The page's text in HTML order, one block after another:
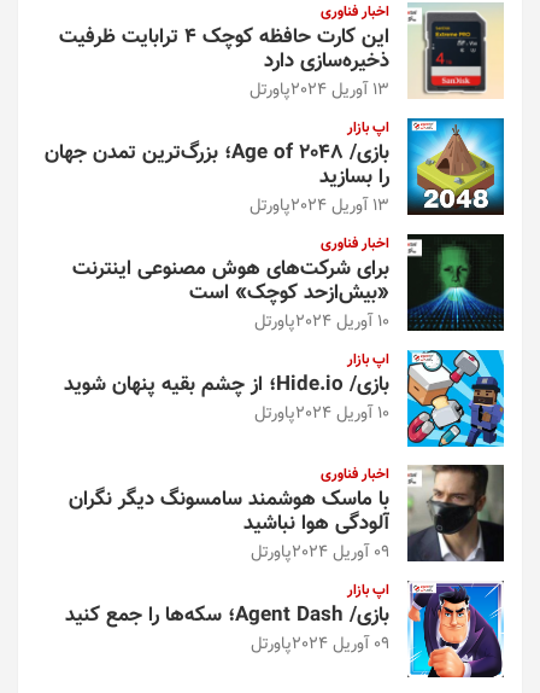
اخبار فناوری
این کارت حافظه کوچک ۴ ترابایت ظرفیت
ذخیره‌سازی دارد
13 آوریل 2024 پاورتل
اپ بازار
بازی/ Age of 2048؛ بزرگ‌ترین تمدن جهان
را بسازید
13 آوریل 2024 پاورتل
اخبار فناوری
برای شرکت‌های هوش مصنوعی اینترنت
«بیش‌از‌حد کوچک» است
10 آوریل 2024 پاورتل
اپ بازار
بازی/ Hide.io؛ از چشم بقیه پنهان شوید
10 آوریل 2024 پاورتل
اخبار فناوری
با ماسک هوشمند سامسونگ دیگر نگران
آلودگی هوا نباشید
09 آوریل 2024 پاورتل
اپ بازار
بازی/ Agent Dash؛ سکه‌ها را جمع کنید
09 آوریل 2024 پاورتل